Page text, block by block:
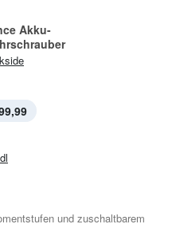
Akku-
und zuschaltbarem